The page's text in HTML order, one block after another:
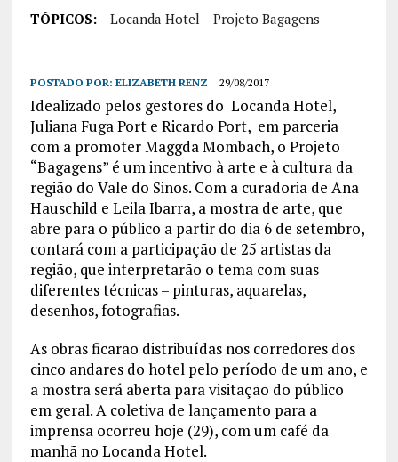
TÓPICOS: Locanda Hotel Projeto Bagagens
POSTADO POR: ELIZABETH RENZ 29/08/2017
Idealizado pelos gestores do Locanda Hotel,
Juliana Fuga Port e Ricardo Port, em parceria
com a promoter Maggda Mombach, o Projeto
“Bagagens” é um incentivo à arte e à cultura da
região do Vale do Sinos. Com a curadoria de Ana
Hauschild e Leila Ibarra, a mostra de arte, que
abre para o público a partir do dia 6 de setembro,
contará com a participação de 25 artistas da
região, que interpretarão o tema com suas
diferentes técnicas – pinturas, aquarelas,
desenhos, fotografias.
As obras ficarão distribuídas nos corredores dos
cinco andares do hotel pelo período de um ano, e
a mostra será aberta para visitação do público
em geral. A coletiva de lançamento para a
imprensa ocorreu hoje (29), com um café da
manhã no Locanda Hotel.